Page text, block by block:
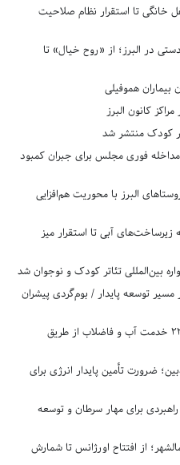
خانگی تا استقرار نظام صلاحیت
در البرز؛ از «روح خیال» تا
کودک منتشر شد
فوری مجلس برای جبران کمبود
البرز با محوریت هم‌افزایی
زیرساخت‌های آبی تا استقرار میز
بین‌المللی تئاتر کودک و نوجوان شد
توسعه پایدار / بوم‌گردی پیشران
آبفای البرز پیشتاز شد؛ ارائه تمامی ۲۲ خدمت آب و فاضلاب از طریق
ضرورت تأمین پایدار انرژی برای
برای مهار سرطان و توسعه
کمالشهر؛ از افتتاح اورژانس تا شمارش